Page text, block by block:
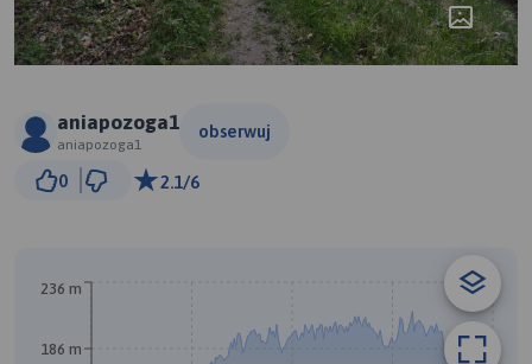
aniapozoga1
aniapozoga1
obserwuj
0 2.1/6
186 m
236 m